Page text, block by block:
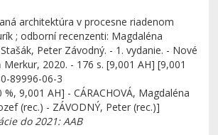
architektúra v procesne riadenom
; odborní recenzenti: Magdaléna
Peter Závodný. - 1. vydanie. - Nové
2020. - 176 s. [9,001 AH] [9,001
89996-06-3
%, 9,001 AH] - CÁRACHOVÁ, Magdaléna
(rec.) - ZÁVODNÝ, Peter (rec.)]
do 2021: AAB